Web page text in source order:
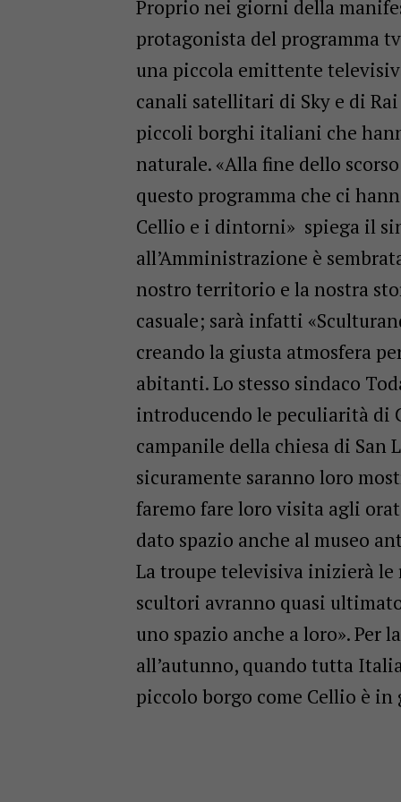
Proprio nei giorni della
protagonista del programma
una piccola emittente
canali satellitari di Sky e di
piccoli borghi italiani che
naturale. «Alla fine dello
questo programma che ci
Cellio e i dintorni» spiega il
all’Amministrazione è
nostro territorio e la nostra
casuale; sarà infatti
creando la giusta atmosfera
abitanti. Lo stesso sindaco
introducendo le peculiarità di
campanile della chiesa di San
sicuramente saranno loro
faremo fare loro visita agli
dato spazio anche al museo
La troupe televisiva inizierà le
scultori avranno quasi
uno spazio anche a loro». Per
all’autunno, quando tutta
piccolo borgo come Cellio è